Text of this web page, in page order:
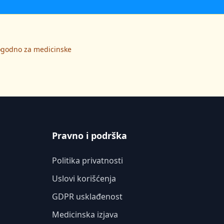
za medicinske
Pravno i podrška
Politika privatnosti
Uslovi korišćenja
GDPR usklađenost
Medicinska izjava